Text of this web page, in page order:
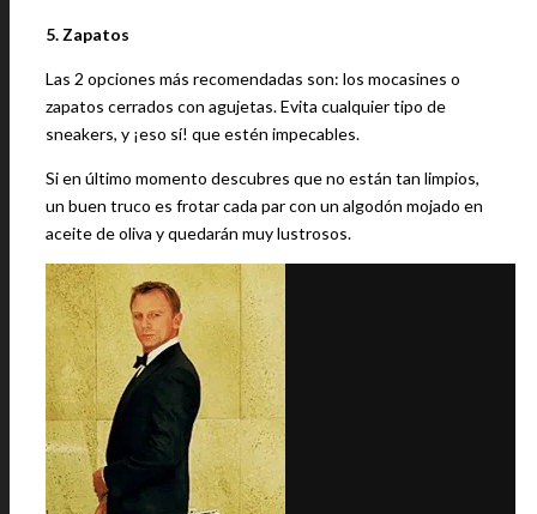
5. Zapatos
Las 2 opciones más recomendadas son: los mocasines o
zapatos cerrados con agujetas. Evita cualquier tipo de
sneakers, y ¡eso sí! que estén impecables.
Si en último momento descubres que no están tan limpios,
un buen truco es frotar cada par con un algodón mojado en
aceite de oliva y quedarán muy lustrosos.